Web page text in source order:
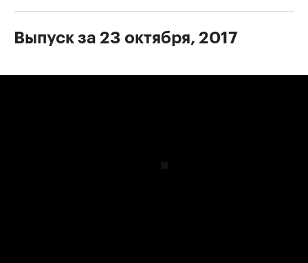
Выпуск за 23 октября, 2017